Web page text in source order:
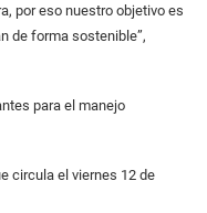
por eso nuestro objetivo es
de forma sostenible”,
para el manejo
circula el viernes 12 de